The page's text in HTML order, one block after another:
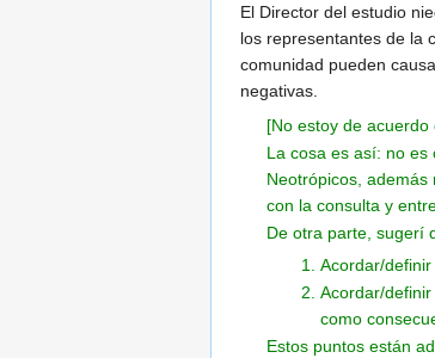
El Director del estudio
los representantes de la
comunidad pueden
negativas.
[No estoy de
La cosa es así: no es
Neotrópicos,
con la consulta y
De otra parte, sugerí
Acordar/
Acordar/
como
Estos puntos están